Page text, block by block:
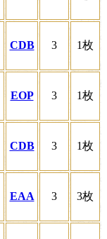
CDB 3 1枚
EOP 3 1枚
CDB 3 1枚
EAA 3 3枚